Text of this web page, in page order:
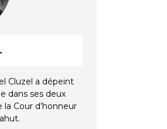
Cluzel a dépeint
dans ses deux
Cour d’honneur